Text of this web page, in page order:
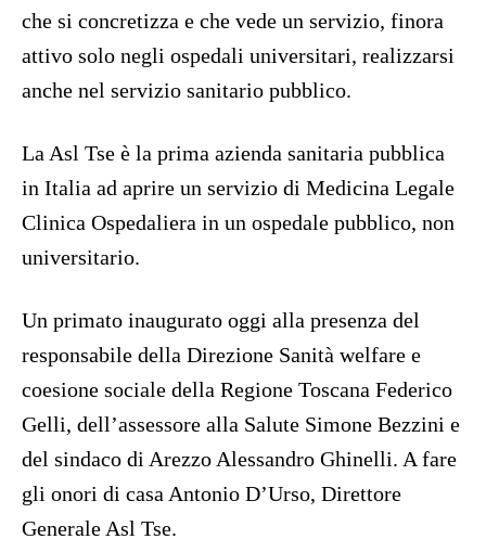
che si concretizza e che vede un servizio, finora
attivo solo negli ospedali universitari, realizzarsi
anche nel servizio sanitario pubblico.
La Asl Tse è la prima azienda sanitaria pubblica
in Italia ad aprire un servizio di Medicina Legale
Clinica Ospedaliera in un ospedale pubblico, non
universitario.
Un primato inaugurato oggi alla presenza del
responsabile della Direzione Sanità welfare e
coesione sociale della Regione Toscana Federico
Gelli, dell’assessore alla Salute Simone Bezzini e
del sindaco di Arezzo Alessandro Ghinelli. A fare
gli onori di casa Antonio D’Urso, Direttore
Generale Asl Tse.